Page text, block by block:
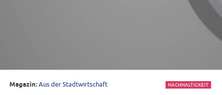
Magazin:Aus der Stadtwirtschaft NACHHALTIGKEIT